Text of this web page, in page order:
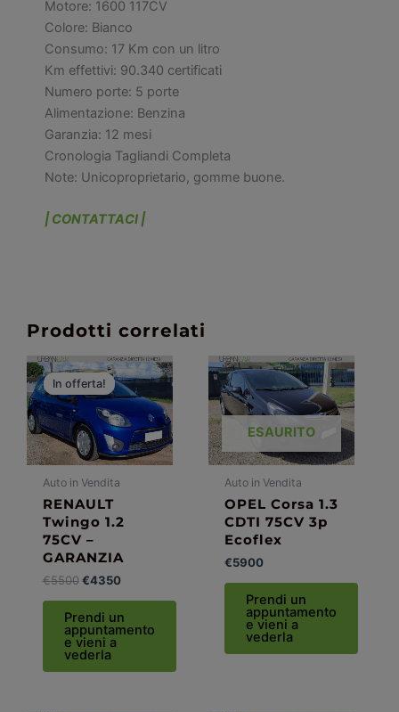
Motore: 1600 117CV
Colore: Bianco
Consumo: 17 Km con un litro
Km effettivi: 90.340 certificati
Numero porte: 5 porte
Alimentazione: Benzina
Garanzia: 12 mesi
Cronologia Tagliandi Completa
Note: Unicoproprietario, gomme buone.
| CONTATTACI |
Prodotti correlati
In offerta!
In offerta!
Auto in Vendita
RENAULT
Twingo 1.2
75CV –
GARANZIA
€5500
prezzo
originale
era:
€5500.
€4350
Il
prezzo
attuale
€4350.
Prendi un
appuntamento
e vieni a
vederla
ESAURITO
Auto in Vendita
OPEL Corsa 1.3
CDTI 75CV 3p
Ecoflex
€5900
Prendi un
appuntamento
e vieni a
vederla